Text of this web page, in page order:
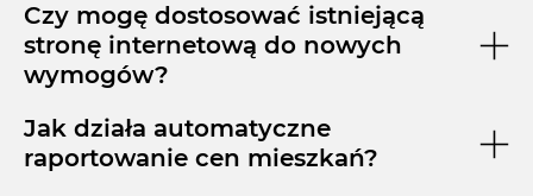
Czy mogę dostosować istniejącą
stronę internetową do nowych
wymogów?
Jak działa automatyczne
raportowanie cen mieszkań?